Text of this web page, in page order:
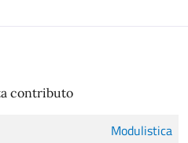
contributo
Modulistica